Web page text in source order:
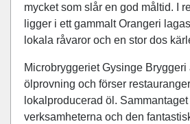
mycket som slår en god måltid. I
ligger i ett gammalt Orangeri
lokala råvaror och en stor dos
Microbryggeriet Gysinge Bryggeri
ölprovning och förser
lokalproducerad öl.
verksamheterna och den